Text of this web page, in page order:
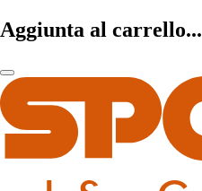
Aggiunta al carrello...